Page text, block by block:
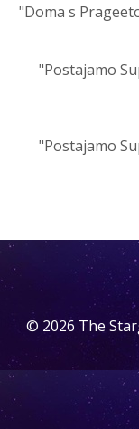
"Doma s
"Postajamo
"Postajamo
© 2026 The